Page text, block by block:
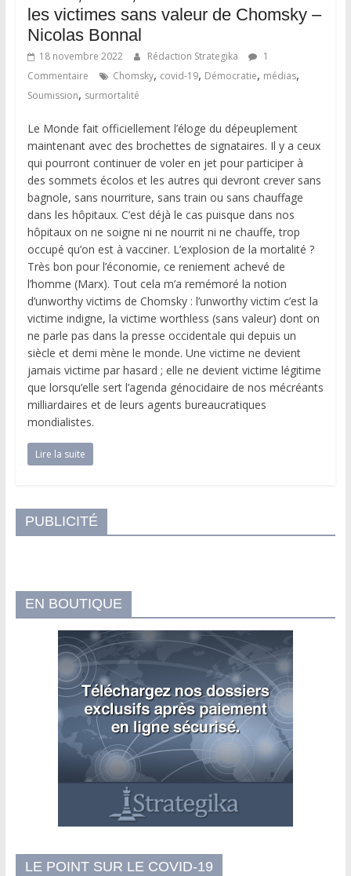
les victimes sans valeur de Chomsky –
Nicolas Bonnal
18 novembre 2022 Rédaction Strategika
1
Commentaire
Chomsky, covid-19, Démocratie, médias,
Soumission, surmortalité
Le Monde fait officiellement l’éloge du dépeuplement
maintenant avec des brochettes de signataires. Il y a ceux
qui pourront continuer de voler en jet pour participer à
des sommets écolos et les autres qui devront crever sans
bagnole, sans nourriture, sans train ou sans chauffage
dans les hôpitaux. C’est déjà le cas puisque dans nos
hôpitaux on ne soigne ni ne nourrit ni ne chauffe, trop
occupé qu’on est à vacciner. L’explosion de la mortalité ?
Très bon pour l’économie, ce reniement achevé de
l’homme (Marx). Tout cela m’a remémoré la notion
d’unworthy victims de Chomsky : l’unworthy victim c’est la
victime indigne, la victime worthless (sans valeur) dont on
ne parle pas dans la presse occidentale qui depuis un
siècle et demi mène le monde. Une victime ne devient
jamais victime par hasard ; elle ne devient victime légitime
que lorsqu’elle sert l’agenda génocidaire de nos mécréants
milliardaires et de leurs agents bureaucratiques
mondialistes.
Lire la suite
PUBLICITÉ
EN BOUTIQUE
LE POINT SUR LE COVID-19